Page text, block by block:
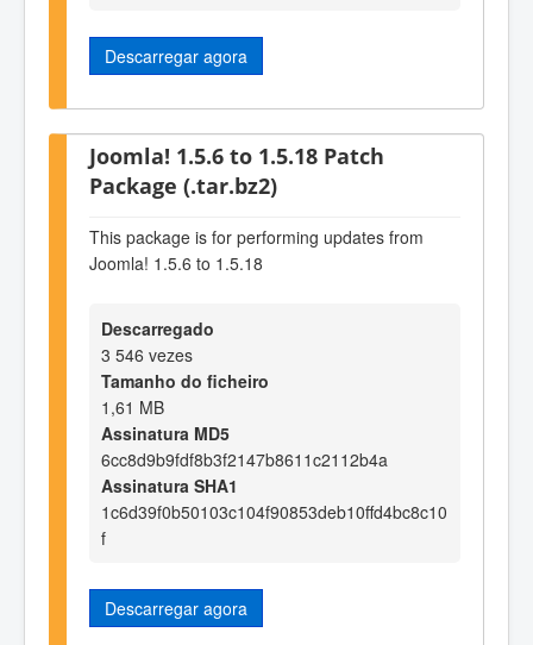
Descarregar agora
Joomla! 1.5.6 to 1.5.18 Patch
Package (.tar.bz2)
This package is for performing updates from
Joomla! 1.5.6 to 1.5.18
Descarregado
3 546 vezes
Tamanho do ficheiro
1,61 MB
Assinatura MD5
6cc8d9b9fdf8b3f2147b8611c2112b4a
Assinatura SHA1
1c6d39f0b50103c104f90853deb10ffd4bc8c10
f
Descarregar agora